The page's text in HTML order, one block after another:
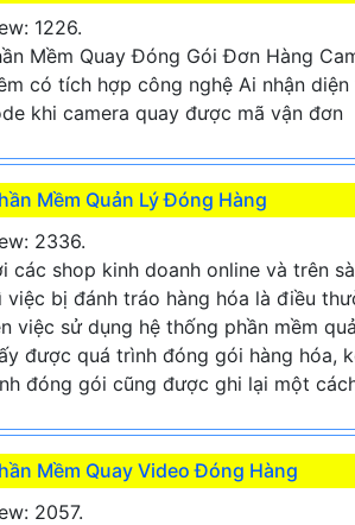
1226.
Mềm Quay Đóng Gói Đơn Hàng
có tích hợp công nghệ Ai nhận
khi camera quay được mã vận đơn
Mềm Quản Lý Đóng Hàng
2336.
các shop kinh doanh online và trên
việc bị đánh tráo hàng hóa là điều
việc sử dụng hệ thống phần mềm
được quá trình đóng gói hàng hóa,
đóng gói cũng được ghi lại một
Mềm Quay Video Đóng Hàng
2057.